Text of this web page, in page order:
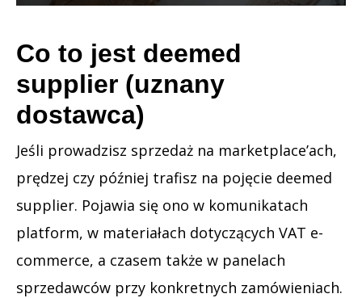
Co to jest deemed
supplier (uznany
dostawca)
Jeśli prowadzisz sprzedaż na marketplace’ach,
prędzej czy później trafisz na pojęcie deemed
supplier. Pojawia się ono w komunikatach
platform, w materiałach dotyczących VAT e-
commerce, a czasem także w panelach
sprzedawców przy konkretnych zamówieniach.